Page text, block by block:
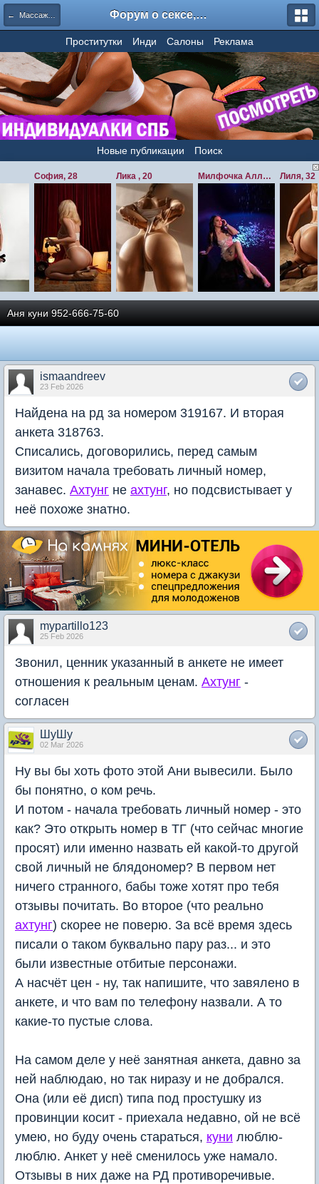
← Массаж без интима СПБ Форум о сексе, секс форум, отзывы о проститутках - amurzone.com / amurfan / amurspb / amurforum
Проститутки Инди Салоны Реклама
Новые публикации Поиск
Аня куни 952-666-75-60
ismaandreev
23 Feb 2026
Найдена на рд за номером 319167. И вторая
анкета 318763.
Списались, договорились, перед самым
визитом начала требовать личный номер,
занавес. Ахтунг не ахтунг, но подсвистывает у
неë похоже знатно.
mypartillo123
25 Feb 2026
Звонил, ценник указанный в анкете не имеет
отношения к реальным ценам. Ахтунг -
согласен
ШуШу
02 Mar 2026
Ну вы бы хоть фото этой Ани вывесили. Было
бы понятно, о ком речь.
И потом - начала требовать личный номер - это
как? Это открыть номер в ТГ (что сейчас многие
просят) или именно назвать ей какой-то другой
свой личный не блядономер? В первом нет
ничего странного, бабы тоже хотят про тебя
отзывы почитать. Во второе (что реально
ахтунг) скорее не поверю. За всё время здесь
писали о таком буквально пару раз... и это
были известные отбитые персонажи.
А насчёт цен - ну, так напишите, что завялено в
анкете, и что вам по телефону назвали. А то
какие-то пустые слова.
На самом деле у неё занятная анкета, давно за
ней наблюдаю, но так ниразу и не добрался.
Она (или её дисп) типа под простушку из
провинции косит - приехала недавно, ой не всё
умею, но буду очень стараться, куни люблю-
люблю. Анкет у неё сменилось уже намало.
Отзывы в них даже на РД противоречивые.